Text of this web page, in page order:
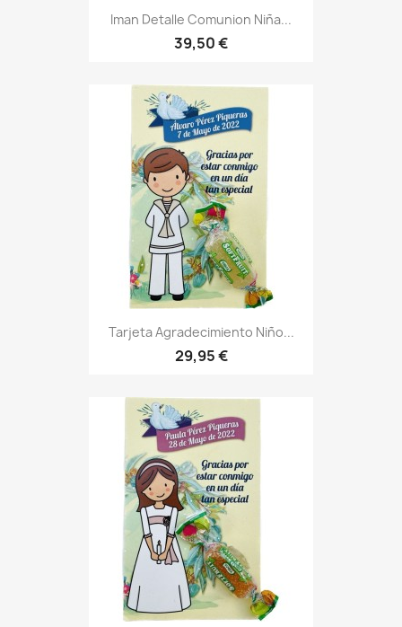
Iman Detalle Comunion Niña...
39,50 €
Tarjeta Agradecimiento Niño...
29,95 €